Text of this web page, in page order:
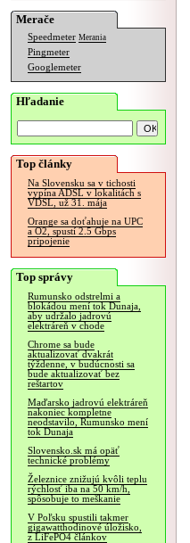
Merače
Speedmeter Merania
Pingmeter
Googlemeter
Hľadanie
Top články
Na Slovensku sa v tichosti
vypína ADSL v lokalitách s
VDSL, už 31. mája
Orange sa doťahuje na UPC
a O2, spustí 2.5 Gbps
pripojenie
Top správy
Rumunsko odstrelmi a
blokádou mení tok Dunaja,
aby udržalo jadrovú
elektráreň v chode
Chrome sa bude
aktualizovať dvakrát
týždenne, v budúcnosti sa
bude aktualizovať bez
reštartov
Maďarsko jadrovú elektráreň
nakoniec kompletne
neodstavilo, Rumunsko mení
tok Dunaja
Slovensko.sk má opäť
technické problémy
Železnice znižujú kvôli teplu
rýchlosť iba na 50 km/h,
spôsobuje to meškanie
V Poľsku spustili takmer
gigawatthodinové úložisko,
z LiFePO4 článkov